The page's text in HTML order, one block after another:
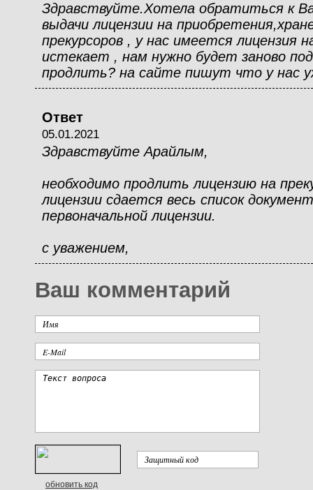
Здравствуйте.Хотела обратиться к
выдачи лицензии на
прекурсоров , у нас имеется лицензия
истекает , нам нужно будет заново
продлить? на сайте пишут что у нас
Ответ
05.01.2021
Здравствуйте Арайлым,
необходимо продлить лицензию на
лицензии сдается весь список
первоначальной лицензии.
с уважением,
Ваш комментарий
обновить код